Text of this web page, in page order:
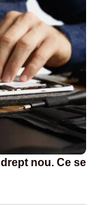
nou. Ce se